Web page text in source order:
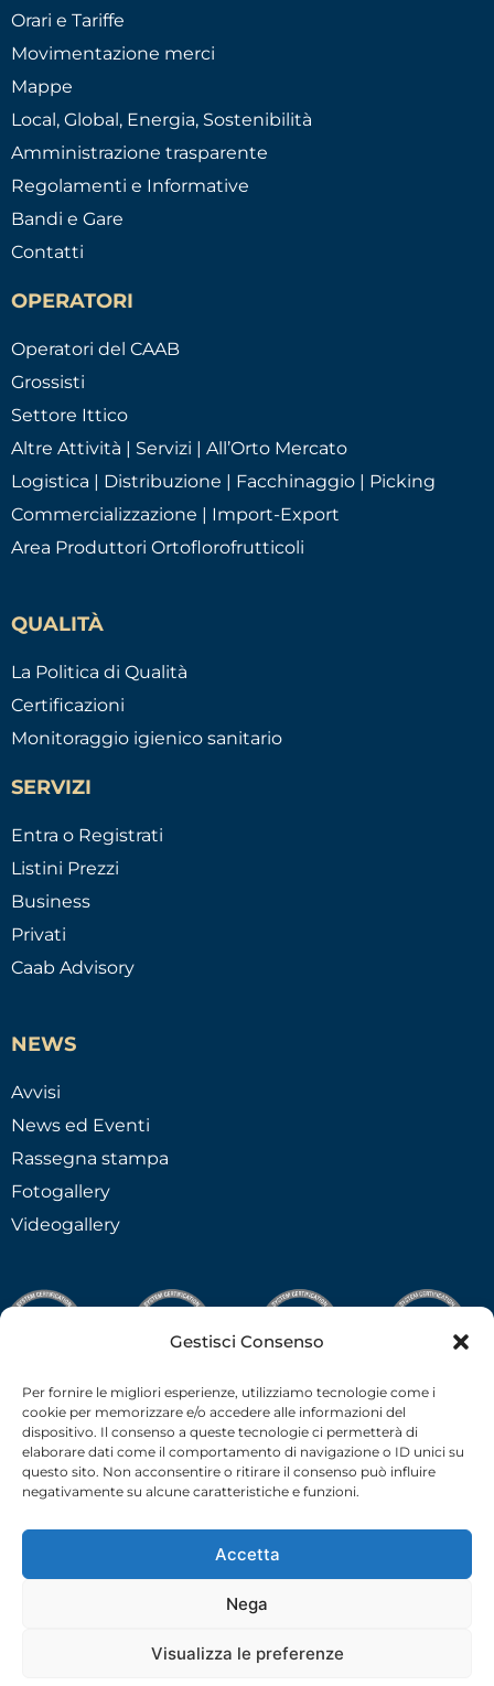
Gestisci Consenso
Per fornire le migliori esperienze, utilizziamo tecnologie come i
cookie per memorizzare e/o accedere alle informazioni del
dispositivo. Il consenso a queste tecnologie ci permetterà di
elaborare dati come il comportamento di navigazione o ID unici su
questo sito. Non acconsentire o ritirare il consenso può influire
negativamente su alcune caratteristiche e funzioni.
Accetta
Nega
Visualizza le preferenze
Orari e Tariffe
Movimentazione merci
Mappe
Local, Global, Energia, Sostenibilità
Amministrazione trasparente
Regolamenti e Informative
Bandi e Gare
Contatti
OPERATORI
Operatori del CAAB
Grossisti
Settore Ittico
Altre Attività | Servizi | All’Orto Mercato
Logistica | Distribuzione | Facchinaggio | Picking
Commercializzazione | Import-Export
Area Produttori Ortoflorofrutticoli
QUALITÀ
La Politica di Qualità
Certificazioni
Monitoraggio igienico sanitario
SERVIZI
Entra o Registrati
Listini Prezzi
Business
Privati
Caab Advisory
NEWS
Avvisi
News ed Eventi
Rassegna stampa
Fotogallery
Videogallery
C.F.-P.I. 02538910379 all rights reserved © –
Privacy Policy– Cookie Policy